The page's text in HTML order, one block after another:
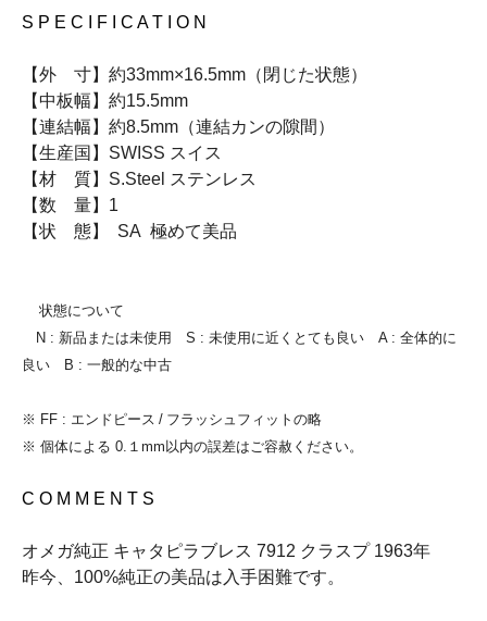
S P E C I F I C A T I O N
【外 寸】約33mm×16.5mm（閉じた状態）
【中板幅】約15.5mm
【連結幅】約8.5mm（連結カンの隙間）
【生産国】SWISS スイス
【材 質】S.Steel ステンレス
【数 量】1
【状 態】 SA 極めて美品
状態について
N : 新品または未使用 S : 未使用に近くとても良い A : 全体的に
良い B : 一般的な中古
※ FF : エンドピース / フラッシュフィットの略
※ 個体による 0.１mm以内の誤差はご容赦ください。
C O M M E N T S
オメガ純正 キャタピラブレス 7912 クラスプ 1963年
昨今、100%純正の美品は入手困難です。